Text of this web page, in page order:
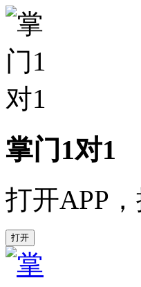
掌门1对1
打开APP
打开